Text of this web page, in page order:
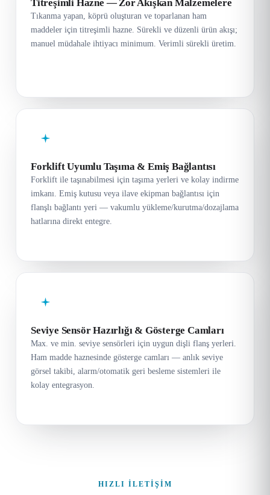
Titreşimli Hazne — Zor Akışkan Malzemelere
Tıkanma yapan, köprü oluşturan ve toparlanan ham
maddeler için titreşimli hazne. Sürekli ve düzenli ürün akışı;
manuel müdahale ihtiyacı minimum. Verimli sürekli üretim.
Forklift Uyumlu Taşıma & Emiş Bağlantısı
Forklift ile taşınabilmesi için taşıma yerleri ve kolay indirme
imkanı. Emiş kutusu veya ilave ekipman bağlantısı için
flanşlı bağlantı yeri — vakumlu yükleme/kurutma/dozajlama
hatlarına direkt entegre.
Seviye Sensör Hazırlığı & Gösterge Camları
Max. ve min. seviye sensörleri için uygun dişli flanş yerleri.
Ham madde haznesinde gösterge camları — anlık seviye
görsel takibi, alarm/otomatik geri besleme sistemleri ile
kolay entegrasyon.
HIZLI İLETIŞIM